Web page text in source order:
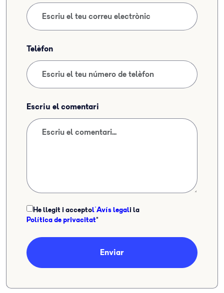
Telèfon
Escriu el comentari
He llegit i acceptol'Avís legali la
Política de privacitat*
Enviar